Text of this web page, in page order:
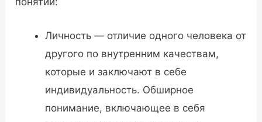
Личность — отличие одного человека от
другого по внутренним качествам,
которые и заключают в себе
индивидуальность. Обширное
понимание, включающее в себя